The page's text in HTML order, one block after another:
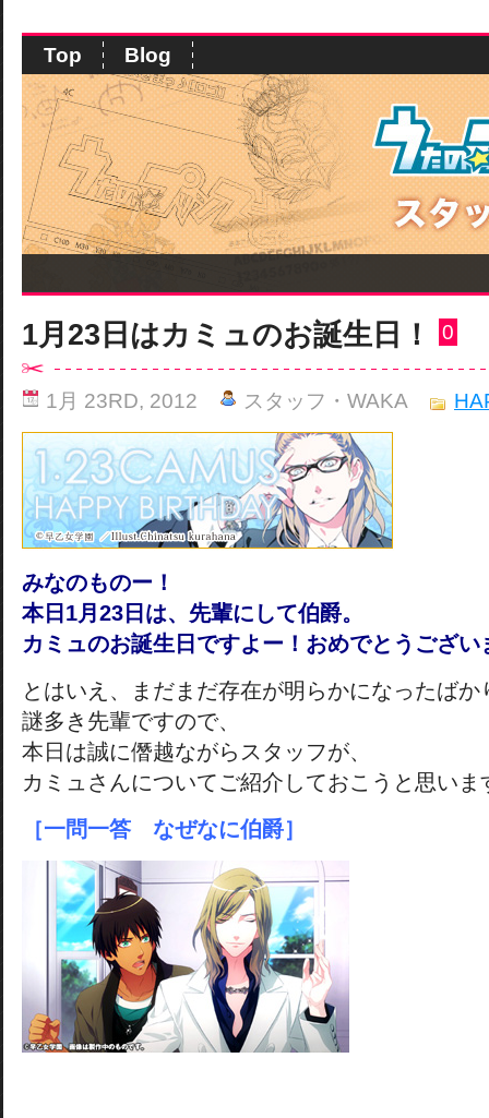
Top Blog
1月23日はカミュのお誕生日！ 0
1月 23RD, 2012 スタッフ・WAKA
みなのものー！
本日1月23日は、先輩にして伯爵。
カミュのお誕生日ですよー！おめでとうござい
とはいえ、まだまだ存在が明らかになったばか
謎多き先輩ですので、
本日は誠に僭越ながらスタッフが、
カミュさんについてご紹介しておこうと思いま
［一問一答 なぜなに伯爵］